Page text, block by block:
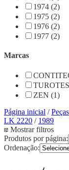
1974 (2)
1975 (2)
1976 (2)
1977 (2)
Marcas
ZEN (1)
Página inicial /Peças
LK 2220 / 1989
Mostrar filtros
Produtos por página:
Ordenação: